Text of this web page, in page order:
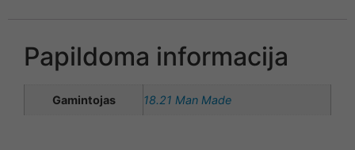
Papildoma informacija
Gamintojas 18.21 Man Made